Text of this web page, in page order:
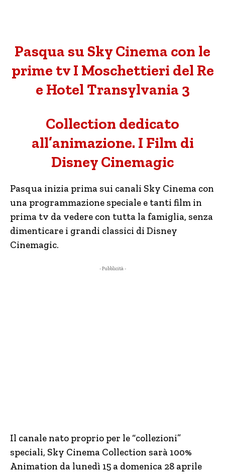
Pasqua su Sky Cinema con le
prime tv I Moschettieri del Re
e Hotel Transylvania 3
Collection dedicato
all’animazione. I Film di
Disney Cinemagic
Pasqua inizia prima sui canali Sky Cinema con
una programmazione speciale e tanti film in
prima tv da vedere con tutta la famiglia, senza
dimenticare i grandi classici di Disney
Cinemagic.
- Pubblicità -
Il canale nato proprio per le “collezioni”
speciali, Sky Cinema Collection sarà 100%
Animation da lunedì 15 a domenica 28 aprile